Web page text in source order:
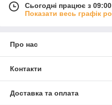
Сьогодні працює з
Показати весь графік
Про нас
Контакти
Доставка та оплата